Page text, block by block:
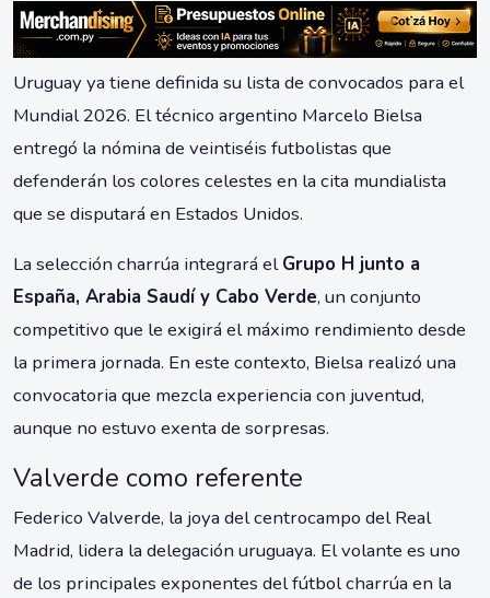
Uruguay ya tiene definida su lista de convocados para el
Mundial 2026. El técnico argentino Marcelo Bielsa
entregó la nómina de veintiséis futbolistas que
defenderán los colores celestes en la cita mundialista
que se disputará en Estados Unidos.
La selección charrúa integrará elGrupo H junto a
España, Arabia Saudí y Cabo Verde, un conjunto
competitivo que le exigirá el máximo rendimiento desde
la primera jornada. En este contexto, Bielsa realizó una
convocatoria que mezcla experiencia con juventud,
aunque no estuvo exenta de sorpresas.
Valverde como referente
Federico Valverde, la joya del centrocampo del Real
Madrid, lidera la delegación uruguaya. El volante es uno
de los principales exponentes del fútbol charrúa en la